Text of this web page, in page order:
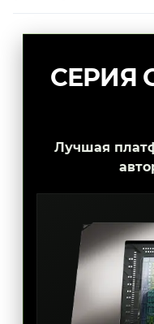
СЕРИЯ
Лучшая